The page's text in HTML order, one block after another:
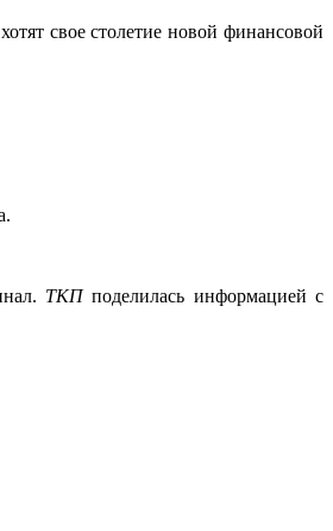
свое столетие новой финансовой
ТКПподелилась информацией с